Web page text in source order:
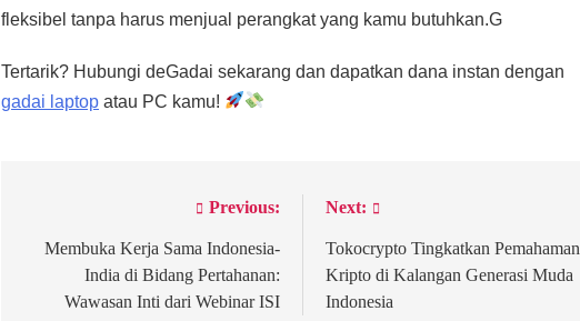
fleksibel tanpa harus menjual perangkat yang kamu butuhkan.G
Tertarik? Hubungi deGadai sekarang dan dapatkan dana instan dengan
gadai laptop atau PC kamu!
navigation
Previous:
Membuka Kerja Sama Indonesia-
India di Bidang Pertahanan:
Wawasan Inti dari Webinar ISI
Next:
Tokocrypto Tingkatkan Pemahaman
Kripto di Kalangan Generasi Muda
Indonesia